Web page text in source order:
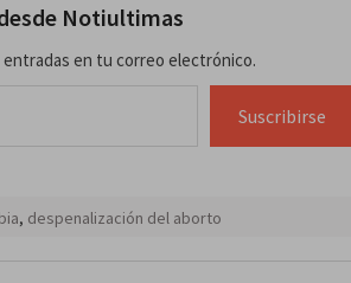
Notiultimas
en tu correo electrónico.
Suscribirse
, despenalización del aborto